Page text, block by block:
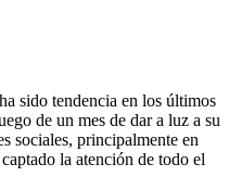
sido tendencia en los últimos
de un mes de dar a luz a su
sociales, principalmente en
la atención de todo el